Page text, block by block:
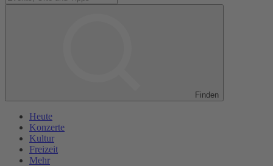
Finden
Heute
Konzerte
Kultur
Freizeit
Mehr